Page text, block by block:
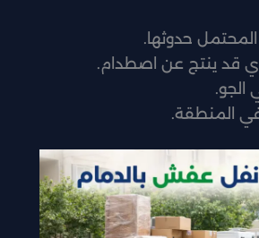
حدوثها.
قد ينتج عن اصطدام.
الجو.
في المنطقة.